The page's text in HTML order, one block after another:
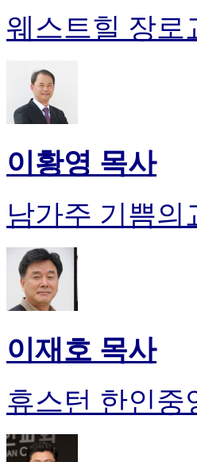
웨스트힐 장로
이황영 목사
남가주 기쁨의
이재호 목사
휴스턴 한인중